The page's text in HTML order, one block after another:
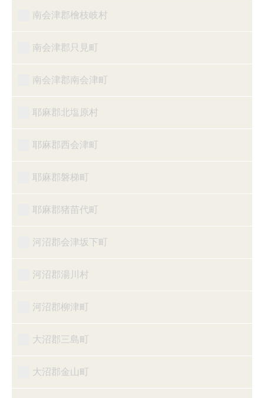
南会津郡檜枝岐村
南会津郡只見町
南会津郡南会津町
耶麻郡北塩原村
耶麻郡西会津町
耶麻郡磐梯町
耶麻郡猪苗代町
河沼郡会津坂下町
河沼郡湯川村
河沼郡柳津町
大沼郡三島町
大沼郡金山町